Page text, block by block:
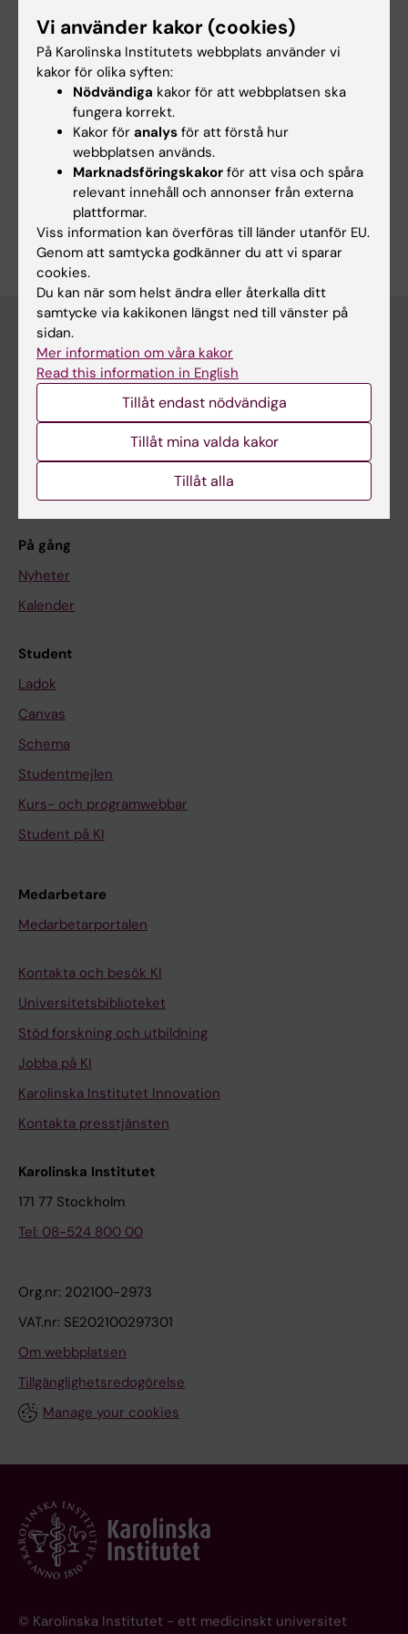
Innehållsgranskare:
Konstantinos Ampatzis
Redaktör:
Charlotte Brandt
Sidan uppdaterad:
2026-08-09
Huvudmeny
Forskarutbildning
Forskning
På gång
Nyheter
Kalender
Student
Ladok
Canvas
Schema
Studentmejlen
Kurs- och programwebbar
Student på KI
Medarbetare
Medarbetarportalen
Kontakta och besök KI
Universitetsbiblioteket
Stöd forskning och utbildning
Jobba på KI
Karolinska Institutet Innovation
Kontakta presstjänsten
Karolinska Institutet
171 77 Stockholm
Tel: 08-524 800 00
Org.nr: 202100-2973
VAT.nr: SE202100297301
Om webbplatsen
Tillgänglighetsredogörelse
Manage your cookies
© Karolinska Institutet - ett medicinskt universitet
Vi använder kakor (cookies)
På Karolinska Institutets webbplats använder vi
kakor för olika syften:
Nödvändiga kakor för att webbplatsen ska
fungera korrekt.
Kakor för analys för att förstå hur
webbplatsen används.
Marknadsföringskakor för att visa och spåra
relevant innehåll och annonser från externa
plattformar.
Viss information kan överföras till länder utanför EU.
Genom att samtycka godkänner du att vi sparar
cookies.
Du kan när som helst ändra eller återkalla ditt
samtycke via kakikonen längst ned till vänster på
sidan.
Mer information om våra kakor
Read this information in English
Tillåt endast nödvändiga
Tillåt mina valda kakor
Tillåt alla